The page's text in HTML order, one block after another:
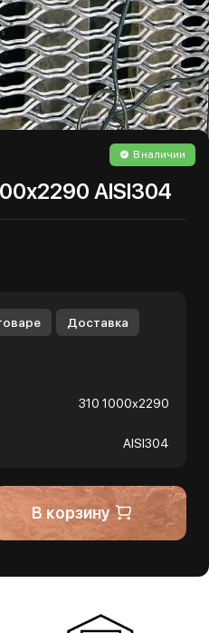
В наличии
AISI304
Доставка
310 1000х2290
AISI304
В корзину